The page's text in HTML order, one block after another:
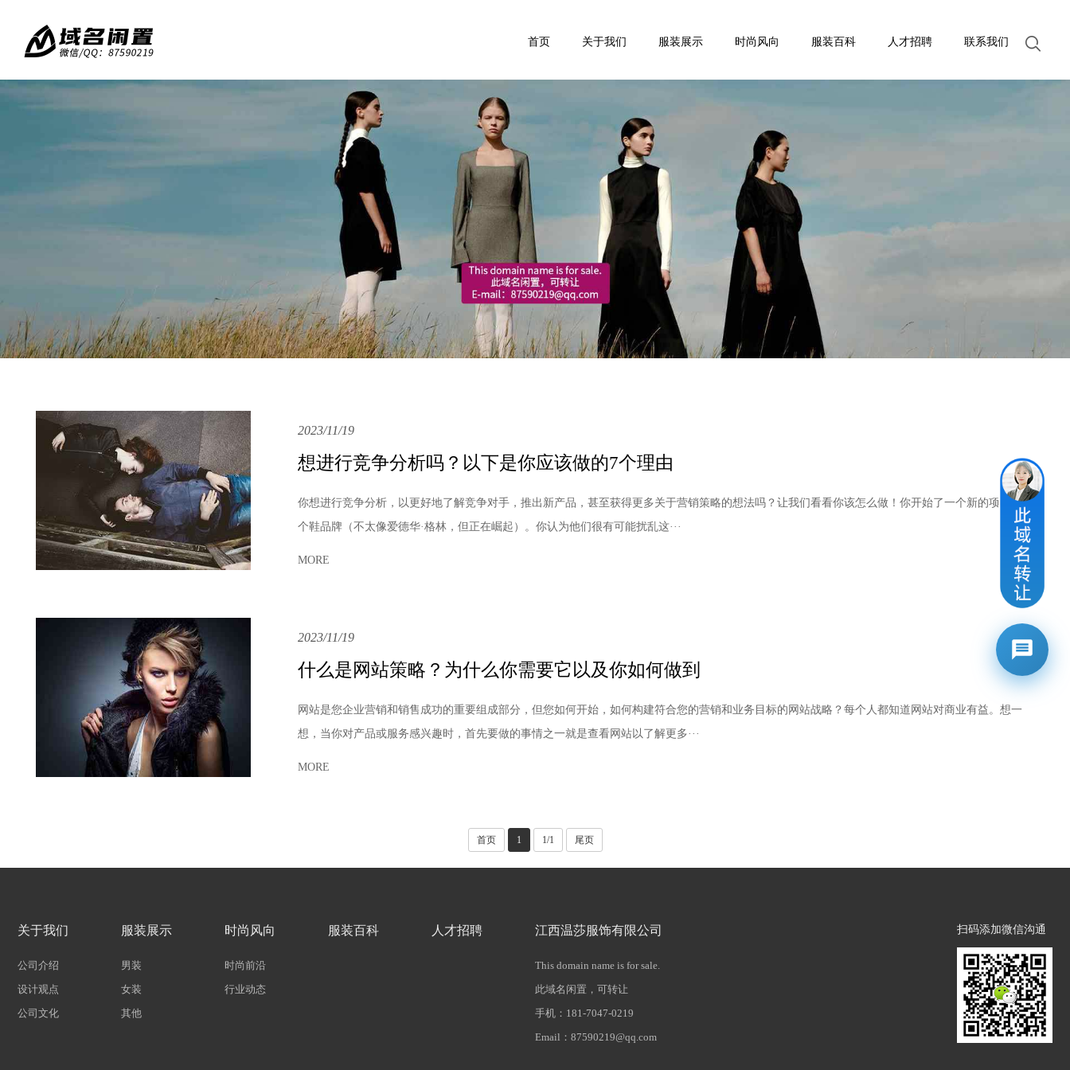
首页 关于我们 服装展示 时尚风向 服装百科 人才招聘 联系我们
2023/11/19
想进行竞争分析吗？以下是你应该做的7个理由
你想进行竞争分析，以更好地了解竞争对手，推出新产品，甚至获得更多关于营销策略的想法吗？让我们看看你该怎么做！你开始了一个新的项目：一
个鞋品牌（不太像爱德华·格林，但正在崛起）。你认为他们很有可能扰乱这···
MORE
2023/11/19
什么是网站策略？为什么你需要它以及你如何做到
网站是您企业营销和销售成功的重要组成部分，但您如何开始，如何构建符合您的营销和业务目标的网站战略？每个人都知道网站对商业有益。想一
想，当你对产品或服务感兴趣时，首先要做的事情之一就是查看网站以了解更多···
MORE
首页 1 1/1 尾页
关于我们
公司介绍
设计观点
公司文化
服装展示
男装
女装
其他
时尚风向
时尚前沿
行业动态
服装百科 人才招聘 江西温莎服饰有限公司
This domain name is for sale.
此域名闲置，可转让
手机：181-7047-0219
Email：87590219@qq.com
扫码添加微信沟通